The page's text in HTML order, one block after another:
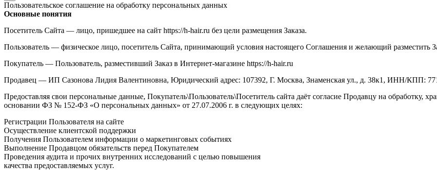
Пользовательское соглашение на обработку персональных данных
Основные понятия
Посетитель Сайта — лицо, пришедшее на сайт https://h-hair.ru без цели размещения Заказа.
Пользователь — физическое лицо, посетитель Сайта, принимающий условия настоящего Соглашения и желающий разместить
Покупатель — Пользователь, разместивший Заказ в Интернет-магазине https://h-hair.ru
Продавец — ИП Сазонова Лидия Валентиновна, Юридический адрес: 107392, Г. Москва, Знаменская ул., д. 38к1, ИНН/КПП:
Предоставляя свои персональные данные, Покупатель\Пользователь\Посетитель сайта даёт согласие Продавцу на обработку,
основании ФЗ № 152-ФЗ «О персональных данных» от 27.07.2006 г. в следующих целях:
Регистрации Пользователя на сайте
Осуществление клиентской поддержки
Получения Пользователем информации о маркетинговых событиях
Выполнение Продавцом обязательств перед Покупателем
Проведения аудита и прочих внутренних исследований с целью повышения
качества предоставляемых услуг.